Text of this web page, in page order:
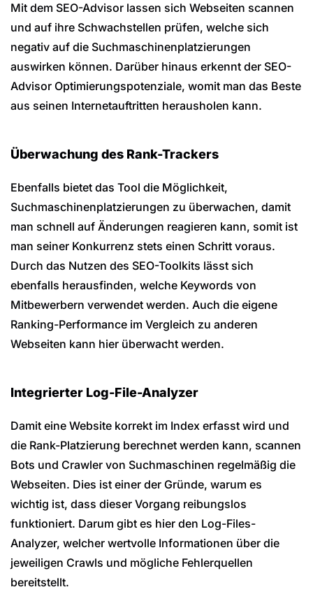
Mit dem SEO-Advisor lassen sich Webseiten scannen
und auf ihre Schwachstellen prüfen, welche sich
negativ auf die Suchmaschinenplatzierungen
auswirken können. Darüber hinaus erkennt der SEO-
Advisor Optimierungspotenziale, womit man das Beste
aus seinen Internetauftritten herausholen kann.
Überwachung des Rank-Trackers
Ebenfalls bietet das Tool die Möglichkeit,
Suchmaschinenplatzierungen zu überwachen, damit
man schnell auf Änderungen reagieren kann, somit ist
man seiner Konkurrenz stets einen Schritt voraus.
Durch das Nutzen des SEO-Toolkits lässt sich
ebenfalls herausfinden, welche Keywords von
Mitbewerbern verwendet werden. Auch die eigene
Ranking-Performance im Vergleich zu anderen
Webseiten kann hier überwacht werden.
Integrierter Log-File-Analyzer
Damit eine Website korrekt im Index erfasst wird und
die Rank-Platzierung berechnet werden kann, scannen
Bots und Crawler von Suchmaschinen regelmäßig die
Webseiten. Dies ist einer der Gründe, warum es
wichtig ist, dass dieser Vorgang reibungslos
funktioniert. Darum gibt es hier den Log-Files-
Analyzer, welcher wertvolle Informationen über die
jeweiligen Crawls und mögliche Fehlerquellen
bereitstellt.